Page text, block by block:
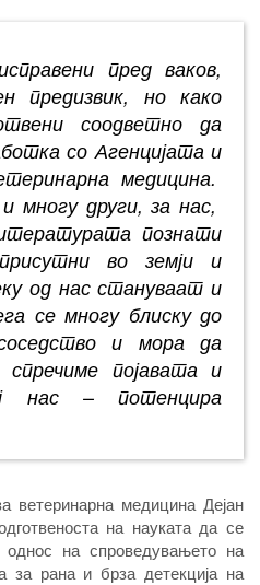
пред ваков,
предизвик, но како
соодветно да
со Агенцијата и
медицина.
многу други, за нас,
познати
во земји и
од нас стануваат и
се многу блиску до
и мора да
појавата и
нас – потенцира
ветеринарна медицина Дејан
на науката да се
на спроведувањето на
за рана и брза детекција на